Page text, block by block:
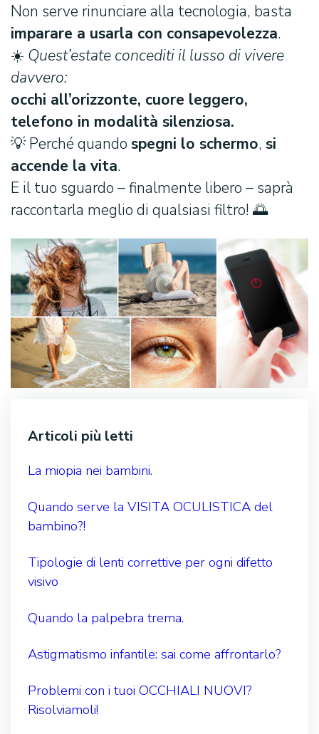
Non serve rinunciare alla tecnologia, basta
imparare a usarla con consapevolezza.
☀️ Quest’estate concediti il lusso di vivere
davvero:
occhi all’orizzonte, cuore leggero,
telefono in modalità silenziosa.
💡 Perché quando spegni lo schermo, si
accende la vita.
E il tuo sguardo – finalmente libero – saprà
raccontarla meglio di qualsiasi filtro! 🌅
Articoli più letti
La miopia nei bambini.
Quando serve la VISITA OCULISTICA del
bambino?!
Tipologie di lenti correttive per ogni difetto
visivo
Quando la palpebra trema.
Astigmatismo infantile: sai come affrontarlo?
Problemi con i tuoi OCCHIALI NUOVI?
Risolviamoli!